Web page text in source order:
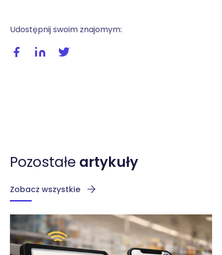
Udostępnij swoim znajomym:
Udostępnij wpis na facebooku
Udostępnij wpis na linkedIn
Pozostałe artykuły
Zobacz wszystkie